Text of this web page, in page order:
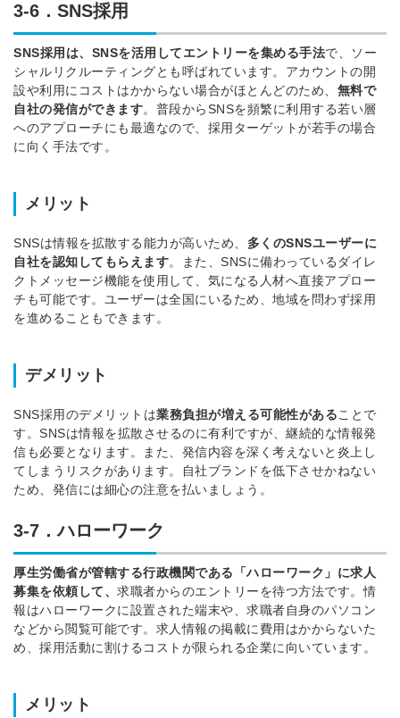
3-6．SNS採用
SNS採用は、SNSを活用してエントリーを集める手法で、ソー
シャルリクルーティングとも呼ばれています。 アカウントの開
設や利用にコストはかからない場合がほとんどのため、 無料で
自社の発信ができます。 普段からSNSを頻繁に利用する若い層
へのアプローチにも最適なので、採用ターゲットが若手の場合
に向く手法です。
メリット
SNSは情報を拡散する能力が高いため、 多くのSNSユーザーに
自社を認知してもらえます。
また、SNSに備わっているダイレ
クトメッセージ機能を使用して、気になる人材へ直接アプロー
チも可能です。 ユーザーは全国にいるため、地域を問わず採用
を進めることもできます。
デメリット
SNS採用のデメリットは業務負担が増える可能性があることで
す。 SNSは情報を拡散させるのに有利ですが、継続的な情報発
信も必要となります。
また、発信内容を深く考えないと炎上し
てしまうリスクがあります。自社ブランドを低下させかねない
ため、発信には細心の注意を払いましょう。
3-7．ハローワーク
厚生労働省が管轄する行政機関である「ハローワーク」に求人
募集を依頼して、 求職者からのエントリーを待つ方法です。情
報はハローワークに設置された端末や、求職者自身のパソコン
などから閲覧可能です。 求人情報の掲載に費用はかからないた
め、採用活動に割けるコストが限られる企業に向いています。
メリット